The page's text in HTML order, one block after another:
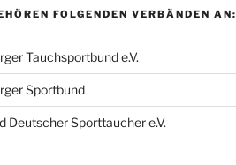
FOLGENDEN VERBÄNDEN AN:
Tauchsportbund e.V.
Sportbund
Deutscher Sporttaucher e.V.